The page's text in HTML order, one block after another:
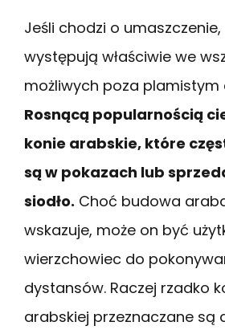
Jeśli chodzi o
występują właściwie we
możliwych poza plamistym
Rosnącą popularnością
konie arabskie, które
są w pokazach lub
siodło. Choć budowa
wskazuje, może on być
wierzchowiec do
dystansów. Raczej rzadko
arabskiej przeznaczane są